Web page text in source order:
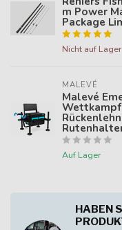
m Power
Package
Nicht auf Lager
MALEVÉ
Malevé
Auf Lager
HABEN